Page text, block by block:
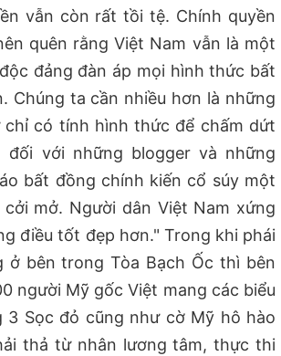
vẫn còn rất tồi tệ. Chính quyền
quên rằng Việt Nam vẫn là một
đảng đàn áp mọi hình thức bất
Chúng ta cần nhiều hơn là những
chỉ có tính hình thức để chấm dứt
đối với những blogger và những
bất đồng chính kiến cổ súy một
mở. Người dân Việt Nam xứng
điều tốt đẹp hơn." Trong khi phái
ở bên trong Tòa Bạch Ốc thì bên
người Mỹ gốc Việt mang các biểu
3 Sọc đỏ cũng như cờ Mỹ hô hào
thả từ nhân lương tâm, thực thi